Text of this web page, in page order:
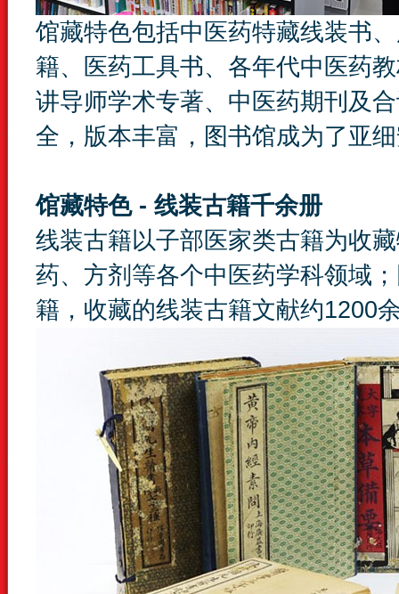
馆藏特色包括中医药特藏线装书
籍、医药工具书、各年代中医药
讲导师学术专著、中医药期刊及
全，版本丰富，图书馆成为了亚
馆藏特色 - 线装古籍千余册
线装古籍以子部医家类古籍为收
药、方剂等各个中医药学科领域
籍，收藏的线装古籍文献约1200